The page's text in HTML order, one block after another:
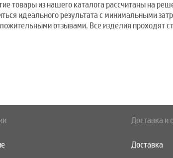
товары из нашего каталога рассчитаны на
идеального результата с минимальными
отзывами. Все изделия проходят
Доставка и
Доставка